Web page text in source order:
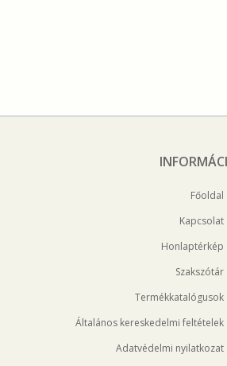
Főoldal
Kapcsolat
Honlaptérkép
Szakszótár
Termékkatalógusok
Általános kereskedelmi feltételek
Adatvédelmi nyilatkozat